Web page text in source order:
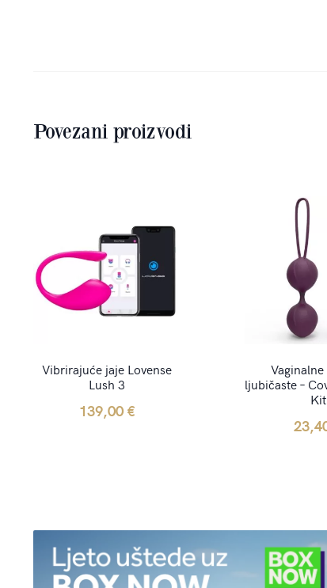
Povezani proizvodi
Vibrirajuće jaje Lovense
Lush 3
139,00€
ljubičaste –
Kit